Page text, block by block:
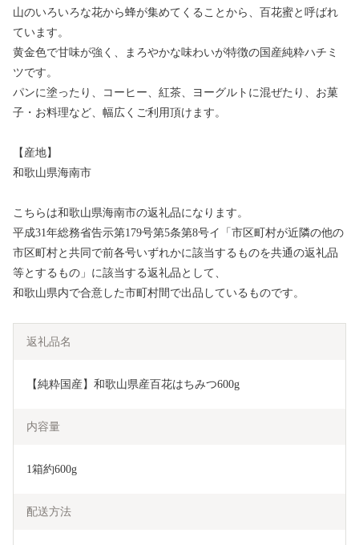
山のいろいろな花から蜂が集めてくることから、百花蜜と呼ばれ
ています。
黄金色で甘味が強く、まろやかな味わいが特徴の国産純粋ハチミ
ツです。
パンに塗ったり、コーヒー、紅茶、ヨーグルトに混ぜたり、お菓
子・お料理など、幅広くご利用頂けます。
【産地】
和歌山県海南市
こちらは和歌山県海南市の返礼品になります。
平成31年総務省告示第179号第5条第8号イ「市区町村が近隣の他の
市区町村と共同で前各号いずれかに該当するものを共通の返礼品
等とするもの」に該当する返礼品として、
和歌山県内で合意した市町村間で出品しているものです。
返礼品名
【純粋国産】和歌山県産百花はちみつ600g
内容量
1箱約600g
配送方法